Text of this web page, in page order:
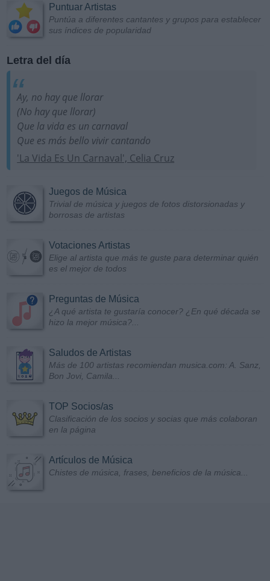
Puntuar Artistas
Puntúa a diferentes cantantes y grupos para establecer
sus índices de popularidad
Letra del día
Ay, no hay que llorar
(No hay que llorar)
Que la vida es un carnaval
Que es más bello vivir cantando
'La Vida Es Un Carnaval', Celia Cruz
Juegos de Música
Trivial de música y juegos de fotos distorsionadas y
borrosas de artistas
Votaciones Artistas
Elige al artista que más te guste para determinar quién
es el mejor de todos
Preguntas de Música
¿A qué artista te gustaría conocer? ¿En qué década se
hizo la mejor música?...
Saludos de Artistas
Más de 100 artistas recomiendan musica.com: A. Sanz,
Bon Jovi, Camila...
TOP Socios/as
Clasificación de los socios y socias que más colaboran
en la página
Artículos de Música
Chistes de música, frases, beneficios de la música...